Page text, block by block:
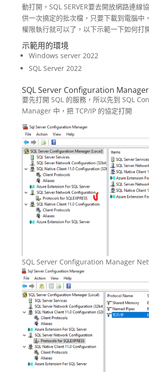
動打開，SQL SERVER要去開放網路連線
供一次搞定的批次檔，只要下載到電腦中
權限執行就可以了，以下示範一下如何打
示範用的環境
Windows server 2022
SQL Server 2022
SQL Server Configuration
要先打開 SQL 的服務，所以先到 SQL
Manager 中，把 TCP/IP 的協定打開
SQL Server Configuration Manager